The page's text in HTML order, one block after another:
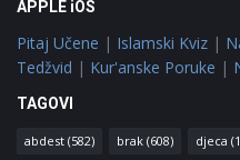
APPLE iOS
Pitaj Učene | Islamski Kviz |
Tedžvid | Kur'anske Poruke |
TAGOVI
abdest (582) brak (608) djeca